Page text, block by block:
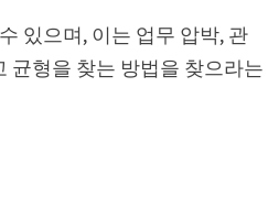
있으며, 이는 업무 압박, 관
균형을 찾는 방법을 찾으라는